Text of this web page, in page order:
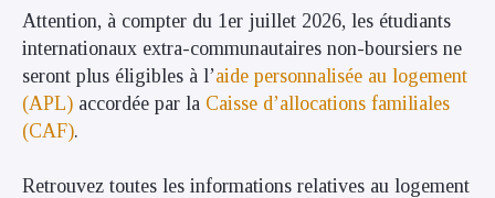
Attention, à compter du 1er juillet 2026, les étudiants
internationaux extra-communautaires non-boursiers ne
seront plus éligibles à l’aide personnalisée au logement
(APL) accordée par la Caisse d’allocations familiales
(CAF).
Retrouvez toutes les informations relatives au logement